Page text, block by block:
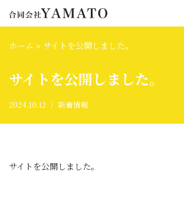
ン
ン
へ
プ
ホーム » サイトを公開しました。
サイトを公開しました。
2024.10.12 新着情報
サイトを公開しました。